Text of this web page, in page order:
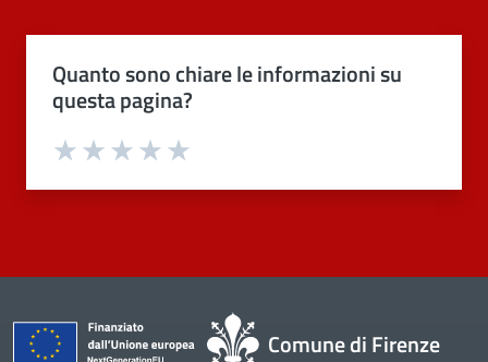
Quanto sono chiare le informazioni su
questa pagina?
Valuta 4 stelle su 5
Valuta 3 stelle su 5
Valuta 2 stelle su 5
Valuta 1 stelle su 5
Comune di Firenze